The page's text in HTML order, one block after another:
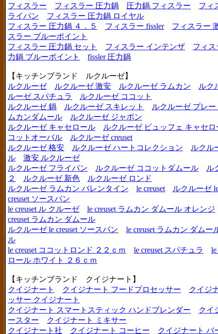
フィスラー
フィスラー 圧力鍋 圧力鍋 フィスラー
フィ
ライパン
フィスラー 圧力鍋 ロイヤル
フィスラー 圧力鍋 ４．５
フィスラー fissler
フィスラー
スラー ブルーポイント
フィスラー 圧力鍋 セット
フィスラー インテンザ
フィ
力鍋 ブルーポイント
fissler 圧力鍋
【キッチンブランド ルクルーゼ】
ルクルーゼ
ルクルーゼ 激安 ルクルーゼ ラムカン
ルク
ルーゼ スパチュラ
ルクルーゼ ココット
ルクルーゼ 鍋
ルクルーゼ スキレット
ルクルーゼ プレ
ムカンダムール
ルクルーゼ ジャポン
ルクルーゼ キャセロール
ルクルーゼ ビュッフェ キャセロ
コットオーバル
ルクルーゼ creuset
ルクルーゼ 格安
ルクルーゼ ハートコレクション
ルクル
ル
激安 ルクルーゼ
ルクルーゼ フライパン
ルクルーゼ ココットダムール
ル
２
ルクルーゼ 新色
ルクルーゼ ロンド
ルクルーゼ ラムカン バレンタイン
le creuset
ルクルーゼ
creuset ソースパン
le creuset ル クルーゼ
le creuset ラムカン ダムール オレンジ
creuset ラムカン ダムール
ルクルーゼ le creuset ソースパン
le creuset ラムカン ダム
ル
le creuset ココットロンド ２２ｃｍ
le creuset スパチュラ
le
ロール ホワイト ２６ｃｍ
【キッチンブランド クイジナート】
クイジナート
クイジナート フードプロセッサー
クイジ
ッサー クイジナート
クイジナート スマートスティック ハンドブレンダー
クイ
ースター
クイジナート ミキサー
クイジナート社
クイジナート コーヒー
クイジナート バ